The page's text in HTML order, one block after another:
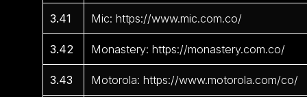
3.41 Mic: https://www.mic.com.co/
3.42 Monastery: https://monastery.com.co/
3.43 Motorola: https://www.motorola.com/co/